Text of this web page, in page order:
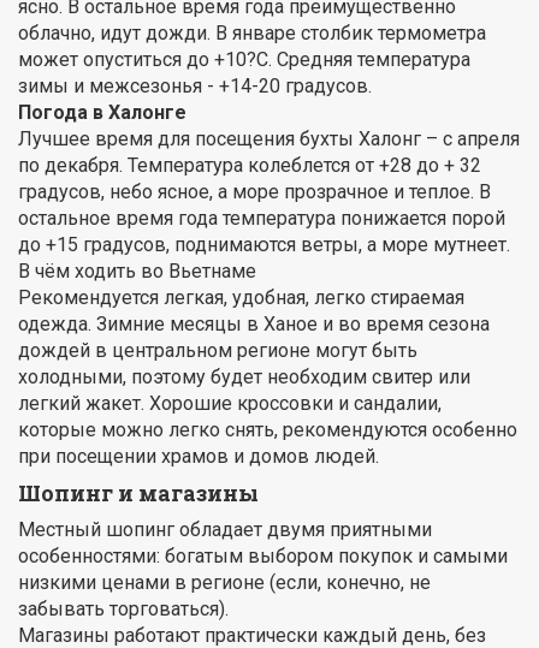
ясно. В остальное время года преимущественно
облачно, идут дожди. В январе столбик термометра
может опуститься до +10?С. Средняя температура
зимы и межсезонья - +14-20 градусов.
Погода в Халонге
Лучшее время для посещения бухты Халонг – с апреля
по декабря. Температура колеблется от +28 до + 32
градусов, небо ясное, а море прозрачное и теплое. В
остальное время года температура понижается порой
до +15 градусов, поднимаются ветры, а море мутнеет.
В чём ходить во Вьетнаме
Рекомендуется легкая, удобная, легко стираемая
одежда. Зимние месяцы в Ханое и во время сезона
дождей в центральном регионе могут быть
холодными, поэтому будет необходим свитер или
легкий жакет. Хорошие кроссовки и сандалии,
которые можно легко снять, рекомендуются особенно
при посещении храмов и домов людей.
Шопинг и магазины
Местный шопинг обладает двумя приятными
особенностями: богатым выбором покупок и самыми
низкими ценами в регионе (если, конечно, не
забывать торговаться).
Магазины работают практически каждый день, без